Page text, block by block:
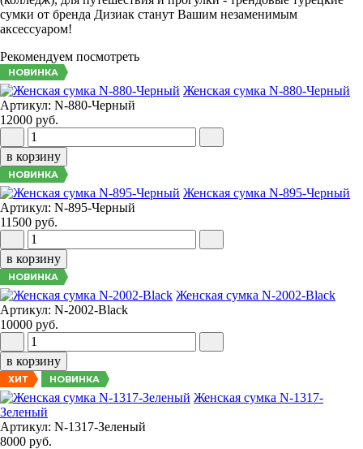
сумки от бренда Дизиак станут Вашим незаменимым
аксессуаром!
Рекомендуем посмотреть
НОВИНКА
Женская сумка N-880-Черный
Артикул: N-880-Черный
12000 руб.
в корзину
НОВИНКА
Женская сумка N-895-Черный
Артикул: N-895-Черный
11500 руб.
в корзину
НОВИНКА
Женская сумка N-2002-Black
Артикул: N-2002-Black
10000 руб.
в корзину
ХИТ НОВИНКА
Женская сумка N-1317-
Зеленый
Артикул: N-1317-Зеленый
8000 руб.